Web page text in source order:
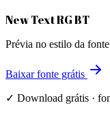
New Text RG BT
Prévia no estilo da
Baixar fonte grátis
✓ Download grátis ·